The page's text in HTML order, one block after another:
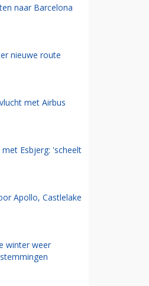
naar Barcelona
nieuwe route
met Airbus
Esbjerg: 'scheelt
Apollo, Castlelake
winter weer